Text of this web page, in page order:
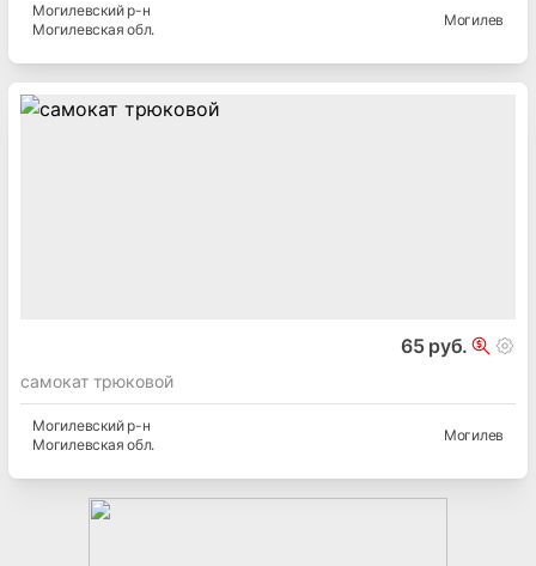
Могилевскийр-н
Могилевская обл.
Могилев
65 руб.
самокат трюковой
Могилевскийр-н
Могилевская обл.
Могилев